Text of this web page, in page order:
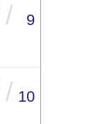
/ 9
/ 10